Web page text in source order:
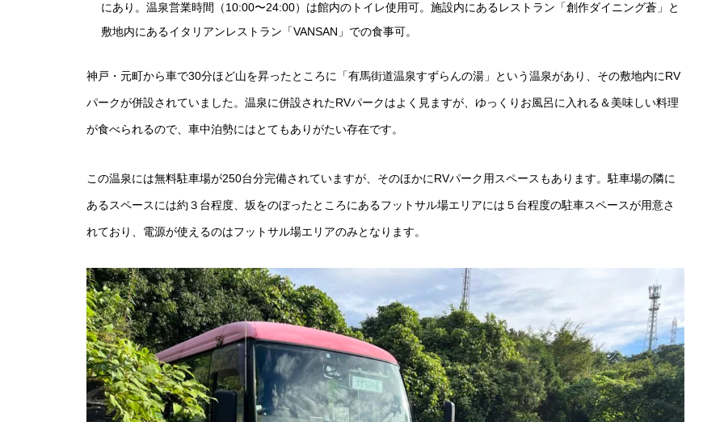
にあり。温泉営業時間（10:00〜24:00）は館内のトイレ使用可。施設内にあるレストラン「創作ダイニング蒼」と
敷地内にあるイタリアンレストラン「VANSAN」での食事可。
神戸・元町から車で30分ほど山を昇ったところに「有馬街道温泉すずらんの湯」という温泉があり、その敷地内にRV
パークが併設されていました。温泉に併設されたRVパークはよく見ますが、ゆっくりお風呂に入れる＆美味しい料理
が食べられるので、車中泊勢にはとてもありがたい存在です。
この温泉には無料駐車場が250台分完備されていますが、そのほかにRVパーク用スペースもあります。駐車場の隣に
あるスペースには約３台程度、坂をのぼったところにあるフットサル場エリアには５台程度の駐車スペースが用意さ
れており、電源が使えるのはフットサル場エリアのみとなります。